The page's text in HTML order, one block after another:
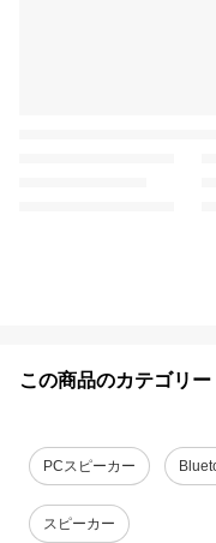
この商品のカテゴリー
PCスピーカー
スピーカー